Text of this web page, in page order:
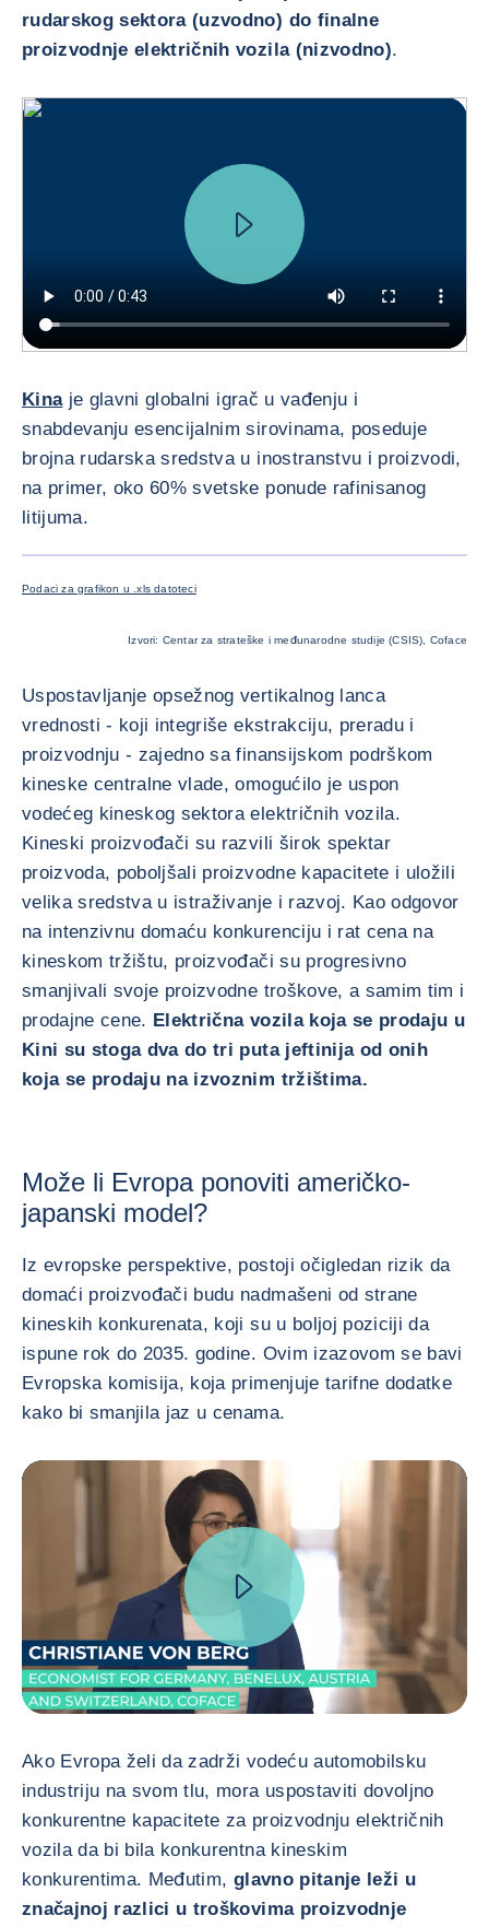
rudarskog sektora (uzvodno) do finalne
proizvodnje električnih vozila (nizvodno).
Kinaje glavni globalni igrač u vađenju i
snabdevanju esencijalnim sirovinama, poseduje
brojna rudarska sredstva u inostranstvu i proizvodi,
na primer, oko 60% svetske ponude rafinisanog
litijuma.
Podaci za grafikon u .xls datoteci
Izvori: Centar za strateške i međunarodne studije (CSIS), Coface
Uspostavljanje opsežnog vertikalnog lanca
vrednosti - koji integriše ekstrakciju, preradu i
proizvodnju - zajedno sa finansijskom podrškom
kineske centralne vlade, omogućilo je uspon
vodećeg kineskog sektora električnih vozila.
Kineski proizvođači su razvili širok spektar
proizvoda, poboljšali proizvodne kapacitete i uložili
velika sredstva u istraživanje i razvoj. Kao odgovor
na intenzivnu domaću konkurenciju i rat cena na
kineskom tržištu, proizvođači su progresivno
smanjivali svoje proizvodne troškove, a samim tim i
prodajne cene. Električna vozila koja se prodaju u
Kini su stoga dva do tri puta jeftinija od onih
koja se prodaju na izvoznim tržištima.
Može li Evropa ponoviti američko-
japanski model?
Iz evropske perspektive, postoji očigledan rizik da
domaći proizvođači budu nadmašeni od strane
kineskih konkurenata, koji su u boljoj poziciji da
ispune rok do 2035. godine. Ovim izazovom se bavi
Evropska komisija, koja primenjuje tarifne dodatke
kako bi smanjila jaz u cenama.
Ako Evropa želi da zadrži vodeću automobilsku
industriju na svom tlu, mora uspostaviti dovoljno
konkurentne kapacitete za proizvodnju električnih
vozila da bi bila konkurentna kineskim
konkurentima. Međutim, glavno pitanje leži u
značajnoj razlici u troškovima proizvodnje